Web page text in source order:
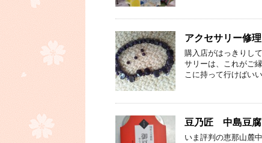
アクセサリー修理
購入店がはっきりし
サリーは、これがご
こに持って行けばい
豆乃匠 中島豆腐
いま評判の恵那山麓